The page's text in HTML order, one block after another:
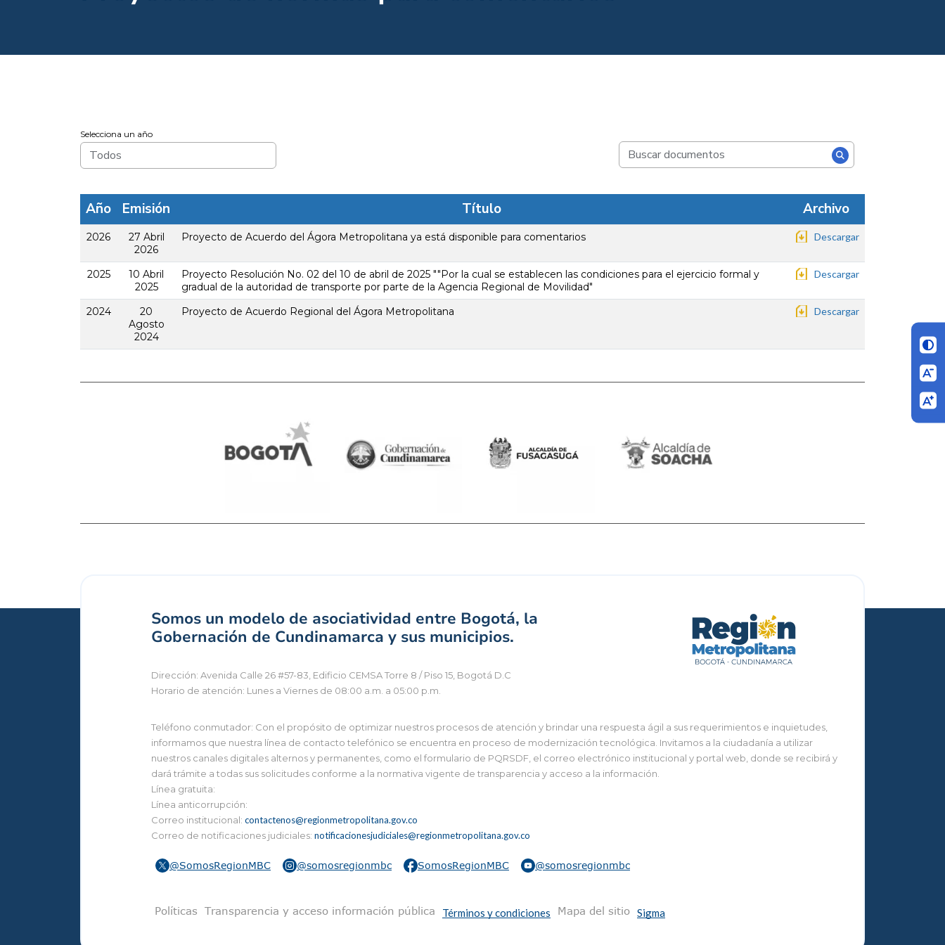
Selecciona un año
Año Emisión Título Archivo
2026
27 Abril
2026
Proyecto de Acuerdo del Ágora Metropolitana ya está disponible para comentarios Descargar
2025
10 Abril
2025
Proyecto Resolución No. 02 del 10 de abril de 2025 ""Por la cual se establecen las condiciones para el ejercicio formal y
gradual de la autoridad de transporte por parte de la Agencia Regional de Movilidad"
Descargar
2024
20
Agosto
2024
Proyecto de Acuerdo Regional del Ágora Metropolitana Descargar
Somos un modelo de asociatividad entre Bogotá, la
Gobernación de Cundinamarca y sus municipios.
Dirección: Avenida Calle 26 #57-83, Edificio CEMSA Torre 8 / Piso 15, Bogotá D.C
Horario de atención: Lunes a Viernes de 08:00 a.m. a 05:00 p.m.
Teléfono conmutador: Con el propósito de optimizar nuestros procesos de atención y brindar una respuesta ágil a sus requerimientos e inquietudes,
informamos que nuestra línea de contacto telefónico se encuentra en proceso de modernización tecnológica. Invitamos a la ciudadanía a utilizar
nuestros canales digitales alternos y permanentes, como el formulario de PQRSDF, el correo electrónico institucional y portal web, donde se recibirá y
dará trámite a todas sus solicitudes conforme a la normativa vigente de transparencia y acceso a la información.
Línea gratuita:
Línea anticorrupción:
Correo institucional: contactenos@regionmetropolitana.gov.co
Correo de notificaciones judiciales: notificacionesjudiciales@regionmetropolitana.gov.co
@SomosRegionMBC @somosregionmbc SomosRegionMBC @somosregionmbc
Pie de página
Políticas Transparencia y acceso información pública Términos y condiciones Mapa del sitio Sigma